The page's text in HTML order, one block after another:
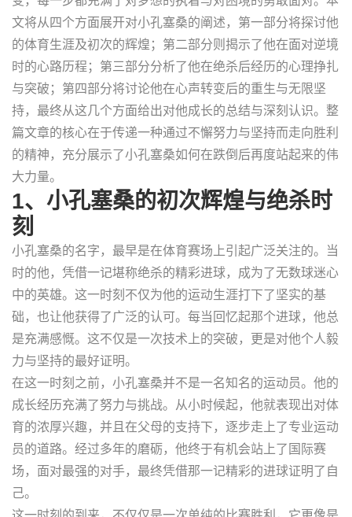
文将从四个方面展开对小孔塞桑的阐述，第一部分将探讨他
的体育生涯及初次的辉煌；第二部分则揭示了他在面对逆境
时的心路历程；第三部分分析了他在绝杀后经历的心理挣扎
与突破；第四部分将讨论他在心声转变后的重生与无限坚
持，最终从这几个方面给出对他成长的总结与深刻认识。整
篇文章的核心在于传递一种通过不懈努力与坚持而走向胜利
的精神，充分展示了小孔塞桑如何在跌倒后再度站起来的伟
大力量。
1、小孔塞桑的初次辉煌与绝杀时
刻
小孔塞桑的名字，最早是在体育赛场上引起广泛关注的。当
时的他，凭借一记堪称绝杀的精彩进球，成为了无数球迷心
中的英雄。这一时刻不仅为他的运动生涯打下了坚实的基
础，也让他获得了广泛的认可。每当回忆起那个进球，他总
是充满感慨。这不仅是一次技术上的突破，更是对他个人毅
力与坚持的最好证明。
在这一时刻之前，小孔塞桑并不是一名知名的运动员。他的
成长经历充满了努力与挑战。从小时候起，他就表现出对体
育的浓厚兴趣，并且在父母的支持下，逐步走上了专业运动
员的道路。经过多年的磨砺，他终于有机会站上了国际赛
场，面对最强的对手，最终凭借那一记精彩的进球证明了自
己。